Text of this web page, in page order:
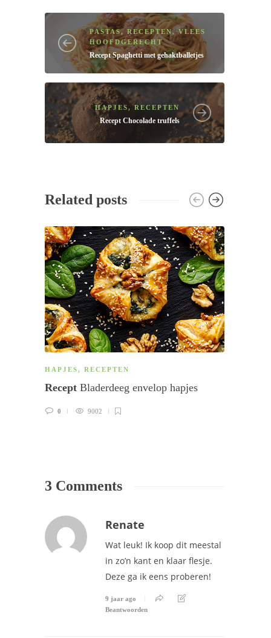
PASTAS,RECEPTEN,VLEES
HOOFDGERECHT
ReceptSpaghetti met gehaktballetjes
HAPJES,RECEPTEN
ReceptChocolade truffels
Related posts
HAPJES, RECEPTEN
Recept Bladerdeeg envelop hapjes
0 9002
3 Comments
Renate
Wat leuk! Ik koop dit meestal
in zo’n kant en klaar flesje.
Deze ga ik eens proberen!
9 jaar ago
Beantwoorden